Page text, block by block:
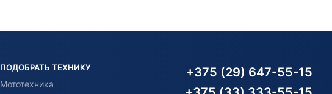
ПОДОБРАТЬ ТЕХНИКУ
Мототехника
+375 (29) 647-55-15